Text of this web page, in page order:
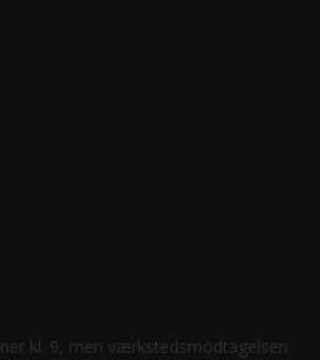
kl. 9, men værkstedsmodtagelsen